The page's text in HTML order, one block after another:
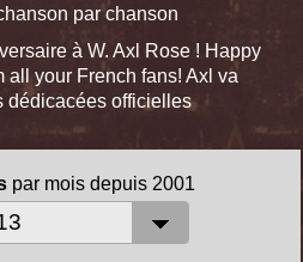
par chanson
à W. Axl Rose ! Happy
all your French fans! Axl va
dédicacées officielles
par mois depuis 2001